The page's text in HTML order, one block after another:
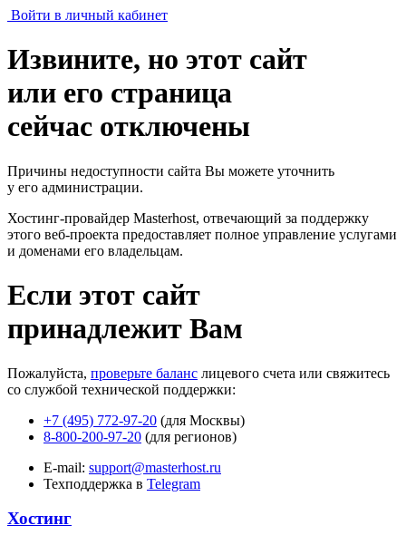
Войти в личный кабинет
Извините, но этот сайт
или его страница
сейчас отключены
Причины недоступности сайта Вы можете уточнить
у его администрации.
Хостинг-провайдер Masterhost, отвечающий за поддержку
этого веб-проекта предоставляет полное управление услугами
и доменами его владельцам.
Если этот сайт
принадлежит Вам
Пожалуйста, проверьте баланс лицевого счета или свяжитесь
со службой технической поддержки:
+7 (495) 772-97-20 (для Москвы)
8-800-200-97-20 (для регионов)
E-mail: support@masterhost.ru
Техподдержка в Telegram
Хостинг